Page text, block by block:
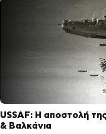
USSAF: Η αποστολή
& Βαλκάνια